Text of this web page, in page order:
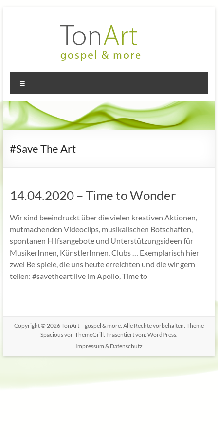
TonArt
–
gospel
&
more
Mein Chor
in
Hannover-
Linden
#Save The Art
14.04.2020 – Time to Wonder
Wir sind beeindruckt über die vielen kreativen Aktionen,
mutmachenden Videoclips, musikalischen Botschaften,
spontanen Hilfsangebote und Unterstützungsideen für
MusikerInnen, KünstlerInnen, Clubs … Exemplarisch hier
zwei Beispiele, die uns heute erreichten und die wir gern
teilen: #savetheart live im Apollo, Time to
Copyright © 2026TonArt – gospel & more. Alle Rechte vorbehalten. Theme
Spaciousvon ThemeGrill. Präsentiert von: WordPress.
Impressum & Datenschutz